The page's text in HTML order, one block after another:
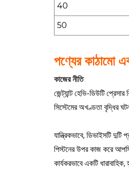
40
50
পণ্যের কাঠামো
কাজের নীতি
জেন্ট্যান্ট হেভি-ডিউটি
সিস্টেমের অখণ্ডতা বৃদ্ধির
যান্ত্রিকভাবে, ডিভাইসটি
পিস্টনের উপর কাজ করে
কার্যকরভাবে একটি